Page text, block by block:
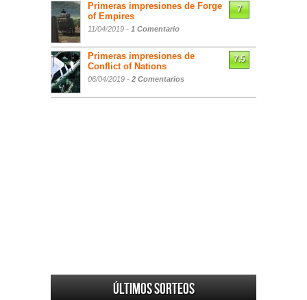
Primeras impresiones de Forge
of Empires
11/04/2019 - 1 Comentario
7
Primeras impresiones de
Conflict of Nations
06/04/2019 - 2 Comentarios
7.5
Últimos sorteos